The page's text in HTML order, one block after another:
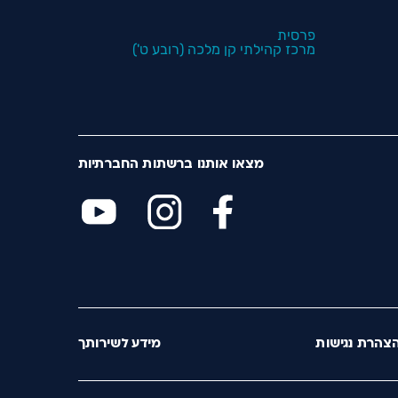
פרסית
מרכז קהילתי קן מלכה (רובע ט')
מצאו אותנו ברשתות החברתיות
נגישות מידע לשירותך